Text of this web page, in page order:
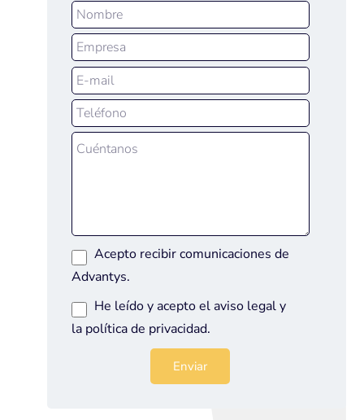
Acepto recibir comunicaciones de
Advantys.
He leído y acepto el aviso legaly
la política de privacidad.